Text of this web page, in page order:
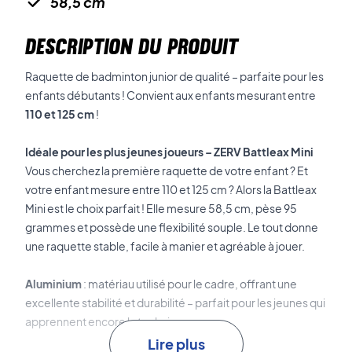
DESCRIPTION DU PRODUIT
Raquette de badminton junior de qualité – parfaite pour les
enfants débutants ! Convient aux enfants mesurant entre
110 et 125 cm!
Idéale pour les plus jeunes joueurs – ZERV Battleax Mini
Vous cherchez la première raquette de votre enfant ? Et
votre enfant mesure entre 110 et 125 cm ? Alors la Battleax
Mini est le choix parfait ! Elle mesure 58,5 cm, pèse 95
grammes et possède une flexibilité souple. Le tout donne
une raquette stable, facile à manier et agréable à jouer.
Aluminium: matériau utilisé pour le cadre, offrant une
excellente stabilité et durabilité – parfait pour les jeunes qui
apprennent encore la technique.
Lire plus